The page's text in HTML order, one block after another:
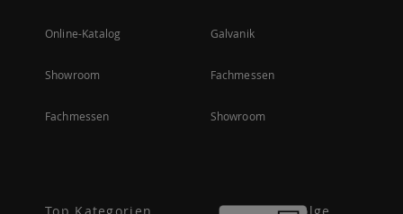
Online-Katalog
Showroom
Fachmessen
Galvanik
Fachmessen
Showroom